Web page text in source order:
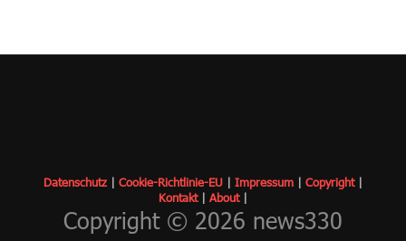
Datenschutz | Cookie-Richtlinie-EU | Impressum | Copyright|
Kontakt| About|
Copyright © 2026 news330